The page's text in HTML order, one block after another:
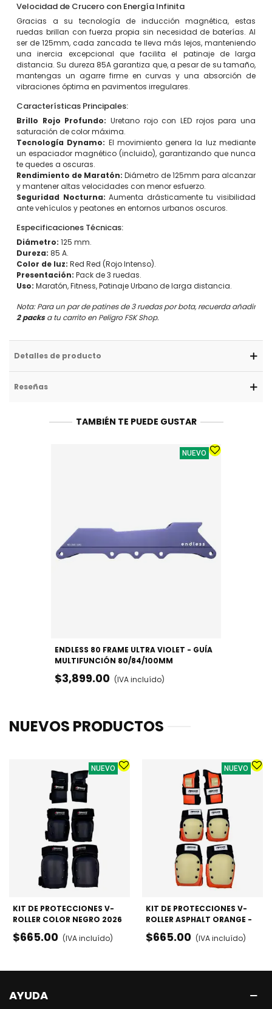
Velocidad de Crucero con Energía Infinita
Gracias a su tecnología de inducción magnética, estas
ruedas brillan con fuerza propia sin necesidad de baterías. Al
ser de 125mm, cada zancada te lleva más lejos, manteniendo
una inercia excepcional que facilita el patinaje de larga
distancia. Su dureza 85A garantiza que, a pesar de su tamaño,
mantengas un agarre firme en curvas y una absorción de
vibraciones óptima en pavimentos irregulares.
Características Principales:
Brillo Rojo Profundo: Uretano rojo con LED rojos para una
saturación de color máxima.
Tecnología Dynamo: El movimiento genera la luz mediante
un espaciador magnético (incluido), garantizando que nunca
te quedes a oscuras.
Rendimiento de Maratón: Diámetro de 125mm para alcanzar
y mantener altas velocidades con menor esfuerzo.
Seguridad Nocturna: Aumenta drásticamente tu visibilidad
ante vehículos y peatones en entornos urbanos oscuros.
Especificaciones Técnicas:
Diámetro: 125 mm.
Dureza: 85 A.
Color de luz: Red Red (Rojo Intenso).
Presentación: Pack de 3 ruedas.
Uso: Maratón, Fitness, Patinaje Urbano de larga distancia.
Nota: Para un par de patines de 3 ruedas por bota, recuerda añadir
2 packsa tu carrito en Peligro FSK Shop.
Detalles de producto
Reseñas
TAMBIÉN TE PUEDE GUSTAR
NUEVO
ENDLESS 80 FRAME ULTRA VIOLET - GUÍA
MULTIFUNCIÓN 80/84/100MM
$3,899.00 (IVA incluído)
NUEVOS PRODUCTOS
NUEVO
KIT DE PROTECCIONES V-
ROLLER COLOR NEGRO 2026
- RODILLERAS, CODERAS Y
MUÑEQUERAS
$665.00 (IVA incluído)
NUEVO
KIT DE PROTECCIONES V-
ROLLER ASPHALT ORANGE -
RODILLERAS, CODERAS Y
MUÑEQUERAS
$665.00 (IVA incluído)
AYUDA